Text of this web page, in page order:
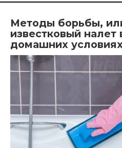
Методы борьбы,
известковый налет
домашних